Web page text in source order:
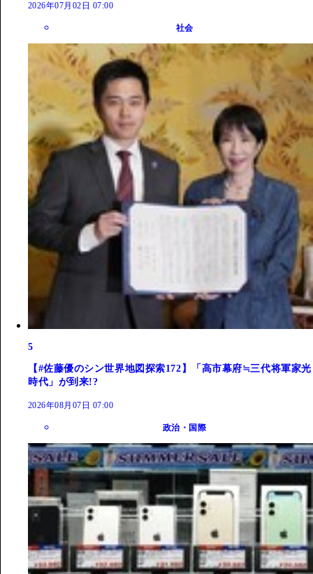
2026年07月02日 07:00
社会
5
【#佐藤優のシン世界地図探索172】「高市幕府≒三代将軍家光
時代」が到来!?
2026年08月07日 07:00
政治・国際